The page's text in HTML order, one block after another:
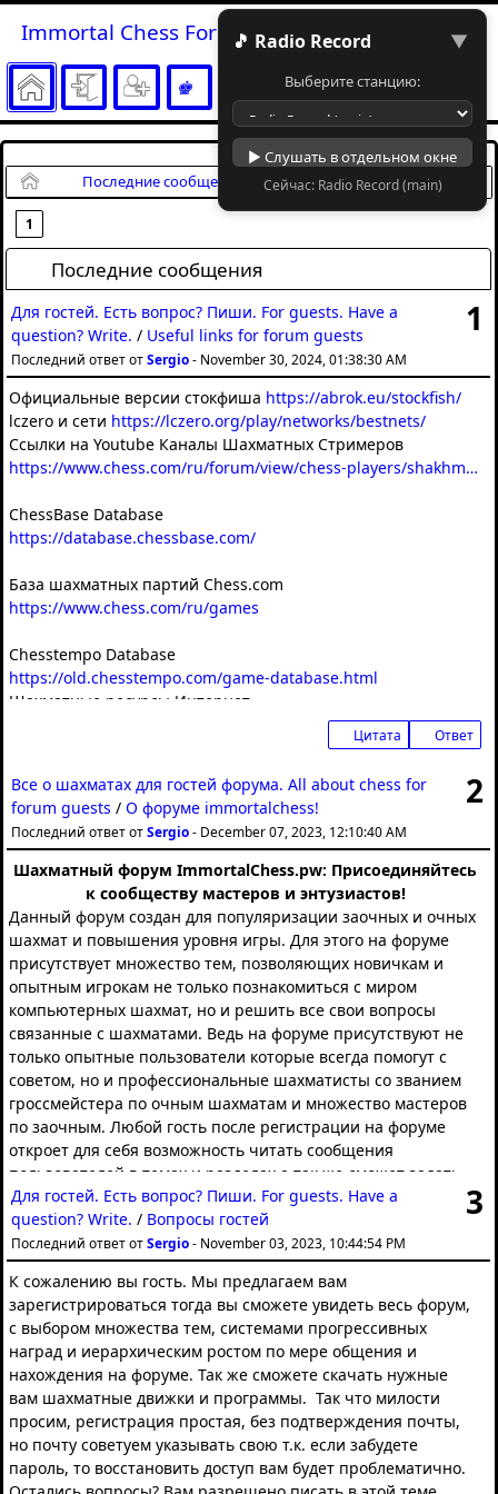
🎵 Radio Record ▼
Выберите станцию:
▶ Слушать в отдельном окне
Сейчас: Radio Record (main)
Immortal Chess Forum
НачалоПоследние сообщения
1
Последние сообщения
1
Для гостей. Есть вопрос? Пиши. For guests. Have a
question? Write. / Useful links for forum guests
Последний ответ отSergio- November 30, 2024, 01:38:30 AM
Официальные версии стокфиша https://abrok.eu/stockfish/
lczero и сети https://lczero.org/play/networks/bestnets/
Ссылки на Youtube Каналы Шахматных Стримеров
https://www.chess.com/ru/forum/view/chess-players/shakhmatnye-youtube-blogery-i-strimery
ChessBase Database
https://database.chessbase.com/
База шахматных партий Chess.com
https://www.chess.com/ru/games
Chesstempo Database
https://old.chesstempo.com/game-database.html
Шахматные ресурсы Интернет
http://www.computerchess.org.uk/ccrl/
PGN-База
https://www.pgnmentor.com/files.html
Шахматная школа Евгения Гриниса
http://www.grinis.de/russisch/index.html
Анатолий Арамисов, "Попутчик"
https://proza.ru/2006/02/23-255
Шахматные дебюты
https://chessopenings.com/ru/
RUSBASE 1809-1998
http://www.al20102007.narod.ru/indexr.html
Chess Data Bases for Free
https://ajedrezdata.com/
Таблицы Налимова
https://шахматистам.рф/tablitsyi_nalimova.html
Эндшпильные таблицы Налимова (4-5-6 фигурные)
https://chesshmao.ru/?page_id=48
OpeningTree.com Дерево вариантов по партиям игроков с
личесса или чесскома. Партии можно и скачать. Главное
точно указать ник (имя) игрока:
https://www.openingtree.com/
YouTube-каналы:
Ответ
Цитата
2
Все о шахматах для гостей форума. All about chess for
forum guests /О форуме immortalchess!
Последний ответ отSergio- December 07, 2023, 12:10:40 AM
Шахматный форум ImmortalChess.pw: Присоединяйтесь
к сообществу мастеров и энтузиастов!
Данный форум создан для популяризации заочных и очных
шахмат и повышения уровня игры. Для этого на форуме
присутствует множество тем, позволяющих новичкам и
опытным игрокам не только познакомиться с миром
компьютерных шахмат, но и решить все свои вопросы
связанные с шахматами. Ведь на форуме присутствуют не
только опытные пользователи которые всегда помогут с
советом, но и профессиональные шахматисты со званием
гроссмейстера по очным шахматам и множество мастеров
по заочным. Любой гость после регистрации на форуме
откроет для себя возможность читать сообщения
пользователей в темах и разделах а так же сможет задать
интересующий себя вопрос и получить на него ответ.
Еще несколько интересных фактов:
Шахматы это не просто игра, это вся вселенная стратегии и
тонкой тактики, которая завораживает миллионы умов по
всему миру. Форум ImmortalChess.pw является одним из тех
уникальных уголков интернета, где любовь к шахматам
соединяет людей разных поколений, профессий и
национальностей.
Обмен опытом и знаниями. Независимо от того, начинаете
ли вы свой путь в шахматах или уже являетесь опытным
игроком, на этом форуме всегда найдутся увлекательные
темы для обсуждения. Опытные игроки часто делятся
советами и стратегиями, что может значительно улучшить
3
Для гостей. Есть вопрос? Пиши. For guests. Have a
question? Write. / Вопросы гостей
Последний ответ отSergio- November 03, 2023, 10:44:54 PM
К сожалению вы гость. Мы предлагаем вам
зарегистрироваться тогда вы сможете увидеть весь форум,
с выбором множества тем, системами прогрессивных
наград и иерархическим ростом по мере общения и
нахождения на форуме. Так же сможете скачать нужные
вам шахматные движки и программы. Так что милости
просим, регистрация простая, без подтверждения почты,
но почту советуем указывать свою т.к. если забудете
пароль, то восстановить доступ вам будет проблематично.